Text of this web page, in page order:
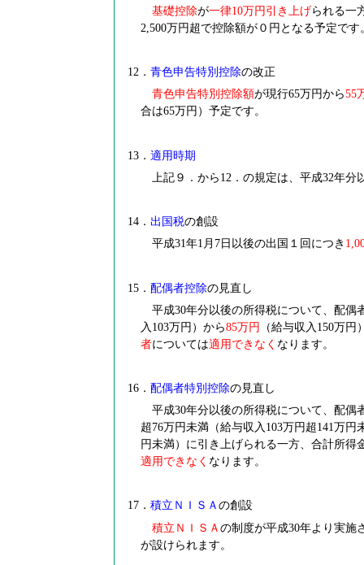
基礎控除が一律10万円引き上げられる一
2,500万円超で控除額が０円となる予定です
12 ． 青色申告特別控除の改正
青色申告特別控除額が現行65万円から55
合は65万円）予定です。
13 ． 適用時期
上記９．から12．の規定は、平成32年分
14 ． 出国税の創設
平成31年1月7日以後の出国１回につき
15 ． 配偶者控除の見直し
平成30年分以後の所得税について、配偶
入 103万円）から85万円 （給与収入 150万円
者については適用できなく なります。
16 ． 配偶者特別控除の見直し
平成30年分以後の所得税について、配偶
超76万円未満（給与収入 103万円超141万円
円未満）に引き上げられる一方、合計所得
適用できなく なります。
17 ． 積立ＮＩＳＡの創設
積立ＮＩＳＡの制度が平成30年より実施
が設けられます。